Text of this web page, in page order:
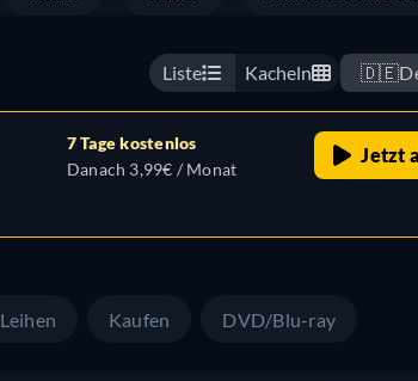
Liste Kacheln 🇩🇪
7 Tage kostenlos
Danach 3,99€ / Monat
Jetzt
Leihen Kaufen DVD/Blu-ray